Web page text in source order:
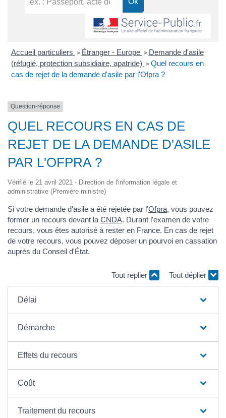
Accueil particuliers > Étranger - Europe > Demande d'asile
(réfugié, protection subsidiaire, apatride) > Quel recours en
cas de rejet de la demande d'asile par l'Ofpra ?
Question-réponse
QUEL RECOURS EN CAS DE
REJET DE LA DEMANDE D'ASILE
PAR L'OFPRA ?
Vérifié le 21 avril 2021 - Direction de l'information légale et
administrative (Première ministre)
Si votre demande d'asile a été rejetée par l'Ofpra, vous pouvez
former un recours devant la CNDA. Durant l'examen de votre
recours, vous êtes autorisé à rester en France. En cas de rejet
de votre recours, vous pouvez déposer un pourvoi en cassation
auprès du Conseil d'État.
Tout replier Tout déplier
Délai
Démarche
Effets du recours
Coût
Traitement du recours